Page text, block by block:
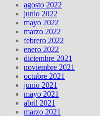
agosto 2022
junio 2022
mayo 2022
marzo 2022
febrero 2022
enero 2022
diciembre 2021
noviembre 2021
octubre 2021
junio 2021
mayo 2021
abril 2021
marzo 2021